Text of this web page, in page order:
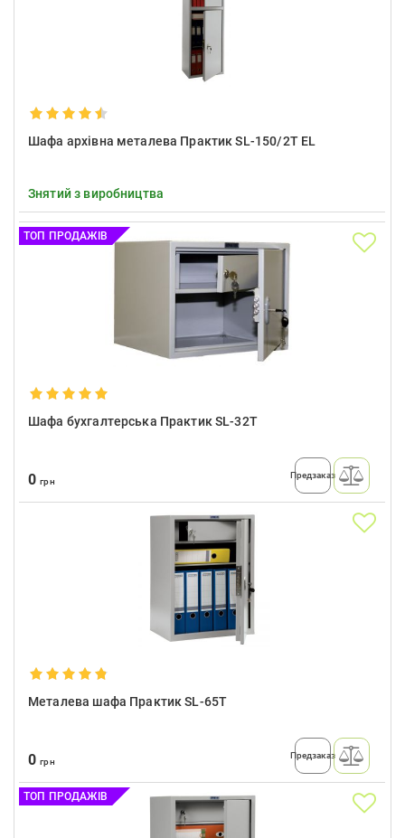
Шафа архівна металева Практик SL-150/2T EL
Знятий з виробництва
ТОП ПРОДАЖІВ
Шафа бухгалтерська Практик SL-32Т
0грн
Предзаказ
Металева шафа Практик SL-65T
0грн
Предзаказ
ТОП ПРОДАЖІВ